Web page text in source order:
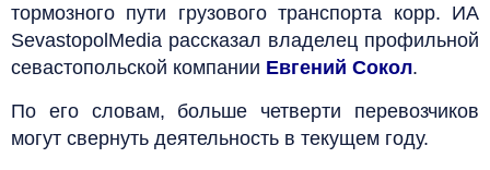
тормозного пути грузового транспорта корр. ИА
SevastopolMedia рассказал владелец профильной
севастопольской компании Евгений Сокол.
По его словам, больше четверти перевозчиков
могут свернуть деятельность в текущем году.